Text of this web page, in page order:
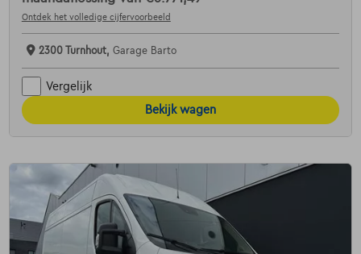
Ontdek het volledige cijfervoorbeeld
2300 Turnhout, Garage Barto
Vergelijk
Bekijk wagen